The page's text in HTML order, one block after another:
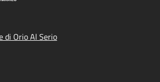
di Orio Al Serio